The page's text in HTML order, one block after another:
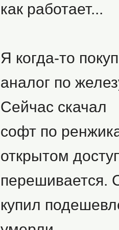
как работает...
Я когда-то
аналог по
Сейчас скачал
софт по
открытом
перешивается.
купил